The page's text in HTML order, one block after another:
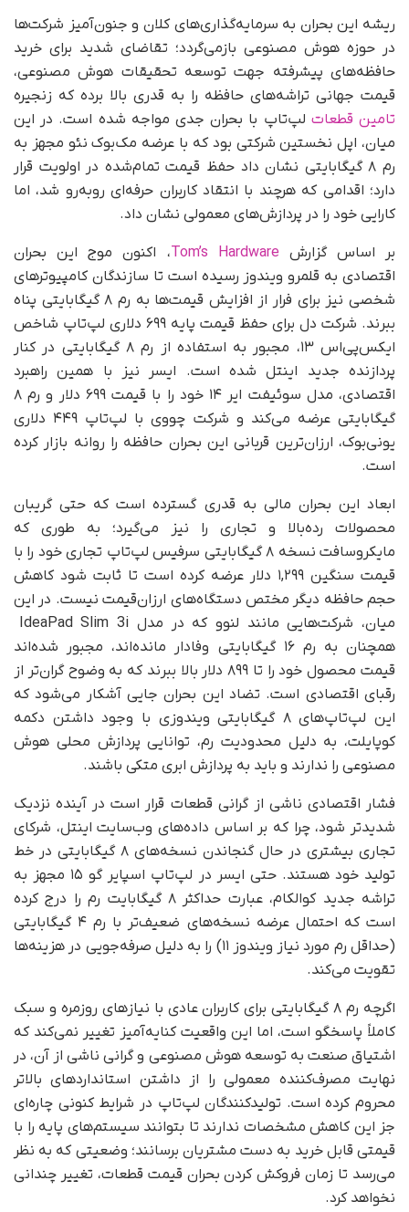
ریشه این بحران به سرمایه‌گذاری‌های کلان و جنون‌آمیز شرکت‌ها
در حوزه هوش مصنوعی بازمی‌گردد؛ تقاضای شدید برای خرید
حافظه‌های پیشرفته جهت توسعه تحقیقات هوش مصنوعی،
قیمت جهانی تراشه‌های حافظه را به قدری بالا برده که زنجیره
تامین قطعات لپ‌تاپ با بحران جدی مواجه شده است. در این
میان، اپل نخستین شرکتی بود که با عرضه مک‌بوک نئو مجهز به
رم ۸ گیگابایتی نشان داد حفظ قیمت تمام‌شده در اولویت قرار
دارد؛ اقدامی که هرچند با انتقاد کاربران حرفه‌ای روبه‌رو شد، اما
کارایی خود را در پردازش‌های معمولی نشان داد.
بر اساس گزارش Tom’s Hardware، اکنون موج این بحران
اقتصادی به قلمرو ویندوز رسیده است تا سازندگان کامپیوترهای
شخصی نیز برای فرار از افزایش قیمت‌ها به رم ۸ گیگابایتی پناه
ببرند. شرکت دل برای حفظ قیمت پایه ۶۹۹ دلاری لپ‌تاپ شاخص
ایکس‌پی‌اس ۱۳، مجبور به استفاده از رم ۸ گیگابایتی در کنار
پردازنده جدید اینتل شده است. ایسر نیز با همین راهبرد
اقتصادی، مدل سوئیفت ایر ۱۴ خود را با قیمت ۶۹۹ دلار و رم ۸
گیگابایتی عرضه می‌کند و شرکت چووی با لپ‌تاپ ۴۴۹ دلاری
یونی‌بوک، ارزان‌ترین قربانی این بحران حافظه را روانه بازار کرده
است.
ابعاد این بحران مالی به قدری گسترده است که حتی گریبان
محصولات رده‌بالا و تجاری را نیز می‌گیرد؛ به طوری که
مایکروسافت نسخه ۸ گیگابایتی سرفیس لپ‌تاپ تجاری خود را با
قیمت سنگین ۱,۲۹۹ دلار عرضه کرده است تا ثابت شود کاهش
حجم حافظه دیگر مختص دستگاه‌های ارزان‌قیمت نیست. در این
همچنان به رم ۱۶ گیگابایتی وفادار مانده‌اند، مجبور شده‌اند
قیمت محصول خود را تا ۸۹۹ دلار بالا ببرند که به وضوح گران‌تر از
رقبای اقتصادی است. تضاد این بحران جایی آشکار می‌شود که
این لپ‌تاپ‌های ۸ گیگابایتی ویندوزی با وجود داشتن دکمه
کوپایلت، به دلیل محدودیت رم، توانایی پردازش محلی هوش
مصنوعی را ندارند و باید به پردازش ابری متکی باشند.
فشار اقتصادی ناشی از گرانی قطعات قرار است در آینده نزدیک
شدیدتر شود، چرا که بر اساس داده‌های وب‌سایت اینتل، شرکای
تجاری بیشتری در حال گنجاندن نسخه‌های ۸ گیگابایتی در خط
تولید خود هستند. حتی ایسر در لپ‌تاپ اسپایر گو ۱۵ مجهز به
تراشه جدید کوالکام، عبارت حداکثر ۸ گیگابایت رم را درج کرده
است که احتمال عرضه نسخه‌های ضعیف‌تر با رم ۴ گیگابایتی
(حداقل رم مورد نیاز ویندوز ۱۱) را به دلیل صرفه‌جویی در هزینه‌ها
تقویت می‌کند.
اگرچه رم ۸ گیگابایتی برای کاربران عادی با نیازهای روزمره و سبک
کاملاً پاسخگو است، اما این واقعیت کنایه‌آمیز تغییر نمی‌کند که
اشتیاق صنعت به توسعه هوش مصنوعی و گرانی ناشی از آن، در
نهایت مصرف‌کننده معمولی را از داشتن استانداردهای بالاتر
محروم کرده است. تولیدکنندگان لپ‌تاپ در شرایط کنونی چاره‌ای
جز این کاهش مشخصات ندارند تا بتوانند سیستم‌های پایه را با
قیمتی قابل خرید به دست مشتریان برسانند؛ وضعیتی که به نظر
می‌رسد تا زمان فروکش کردن بحران قیمت قطعات، تغییر چندانی
نخواهد کرد.